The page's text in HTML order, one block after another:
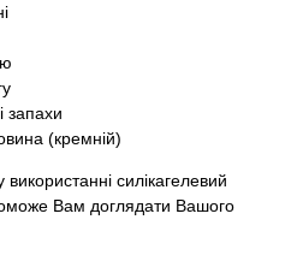
запахи
(кремній)
силікагелевий
Вам доглядати Вашого